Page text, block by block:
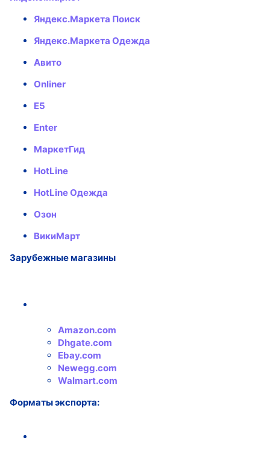
Яндекс.Маркета Поиск
Яндекс.Маркета Одежда
Авито
Onliner
E5
Enter
МаркетГид
HotLine
HotLine Одежда
Озон
ВикиМарт
Зарубежные магазины
Amazon.com
Dhgate.com
Ebay.com
Newegg.com
Walmart.com
Форматы экспорта: